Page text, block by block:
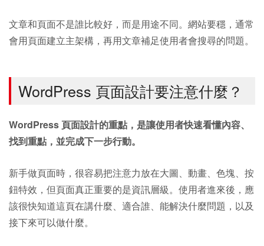
文章和頁面不是誰比較好，而是用途不同。網站要穩，通常
會用頁面建立主架構，再用文章補足使用者會搜尋的問題。
WordPress 頁面設計要注意什麼？
WordPress 頁面設計的重點，是讓使用者快速看懂內容、
找到重點，並完成下一步行動。
新手做頁面時，很容易把注意力放在大圖、動畫、色塊、按
鈕特效，但頁面真正重要的是資訊層級。使用者進來後，應
該很快知道這頁在講什麼、適合誰、能解決什麼問題，以及
接下來可以做什麼。